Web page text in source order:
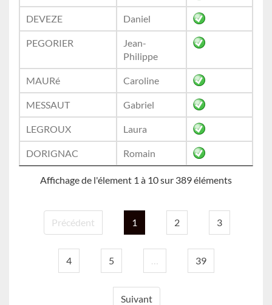
DEVEZE Daniel
PEGORIER
Jean-
Philippe
MAURé Caroline
MESSAUT Gabriel
LEGROUX Laura
DORIGNAC Romain
Affichage de l'élement 1 à 10 sur 389 éléments
Précédent 1 2 3
4 5 … 39
Suivant